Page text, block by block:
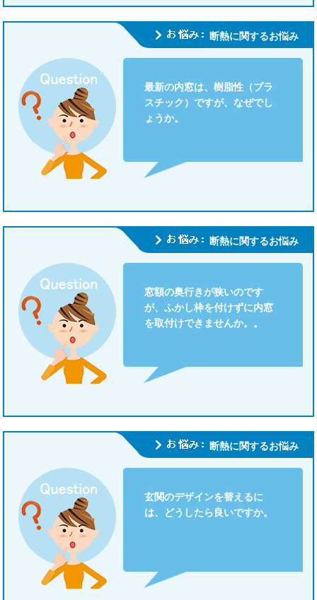
断熱に関するお悩み
最新の内窓は、樹脂性（プラ
スチック）ですが、なぜでし
ょうか。
断熱に関するお悩み
窓額の奥行きが狭いのです
が、ふかし枠を付けずに内窓
を取付けできませんか。。
断熱に関するお悩み
玄関のデザインを替えるに
は、どうしたら良いですか。